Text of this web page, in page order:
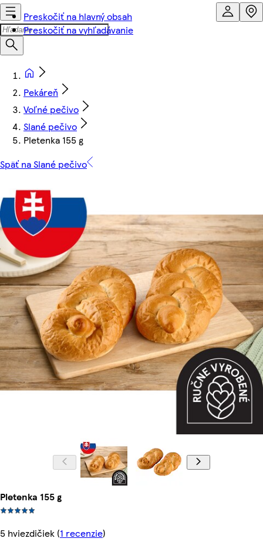
Preskočiť na hlavný obsah
Preskočiť na vyhľadávanie
Pekáreň
Voľné pečivo
Slané pečivo
Pletenka 155 g
Späť na Slané pečivo
Pletenka 155 g
5 hviezdičiek (1 recenzie)